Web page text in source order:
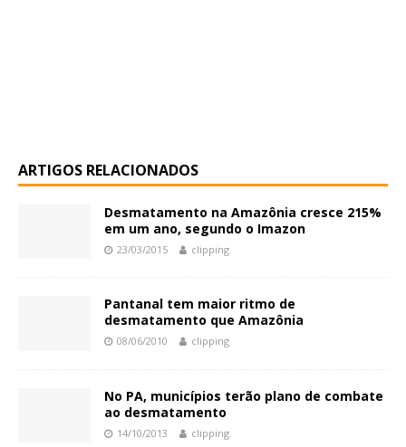
ARTIGOS RELACIONADOS
Desmatamento na Amazônia cresce 215%
em um ano, segundo o Imazon
23/03/2015 clipping
Pantanal tem maior ritmo de
desmatamento que Amazônia
08/06/2010 clipping
No PA, municípios terão plano de combate
ao desmatamento
14/10/2013 clipping